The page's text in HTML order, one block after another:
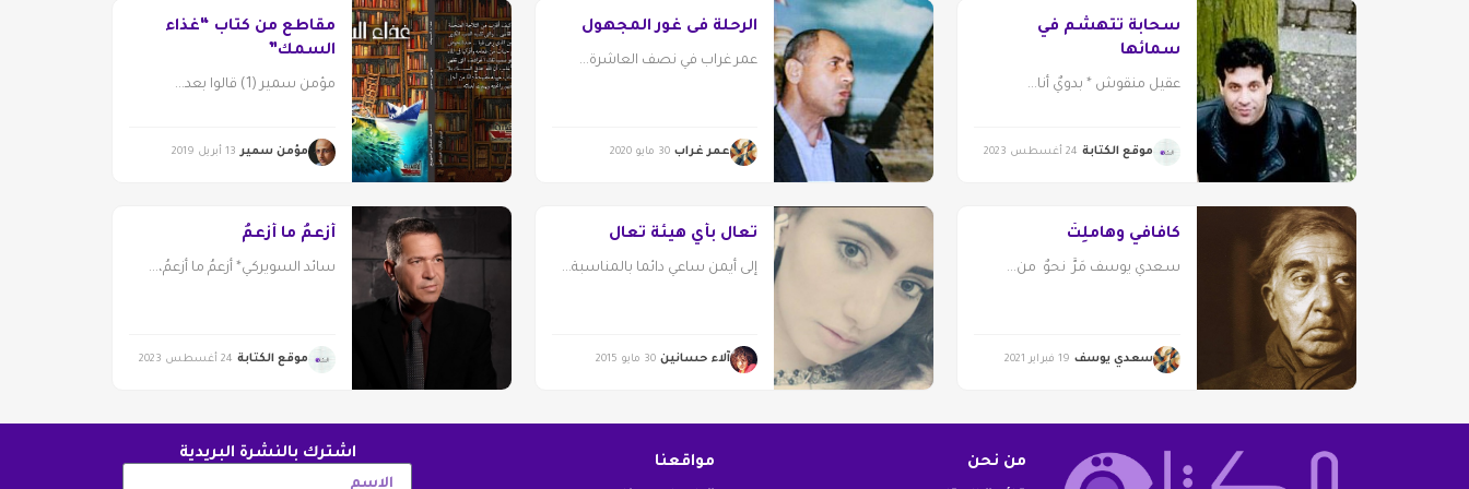
سحابة تتهشم في
سمائها
عقيل منقوش * بدويٌ أنا...
موقع الكتابة 24 أغسطس 2023
الرحلة فى غور المجهول
عمر غراب في نصف العاشرة...
عمر غراب 30 مايو 2020
مقاطع من كتاب “غذاء
السمك”
مؤمن سمير (1) قالوا بعد...
مؤمن سمير 13 أبريل 2019
كافافي وهاملِتْ
سـعدي يوسف مَرَّ نحوٌ من...
سعدي يوسف 19 فبراير 2021
تعال بأي هيئة تعال
إلى أيمن ساعي دائما بالمناسبة...
آلاء حسانين 30 مايو 2015
أَزعمُ ما أزعمُ
سائد السويركي* أَزعمُ ما أزعمُ،...
موقع الكتابة 24 أغسطس 2023
من نحن
مواقعنا
اشترك بالنشرة البريدية